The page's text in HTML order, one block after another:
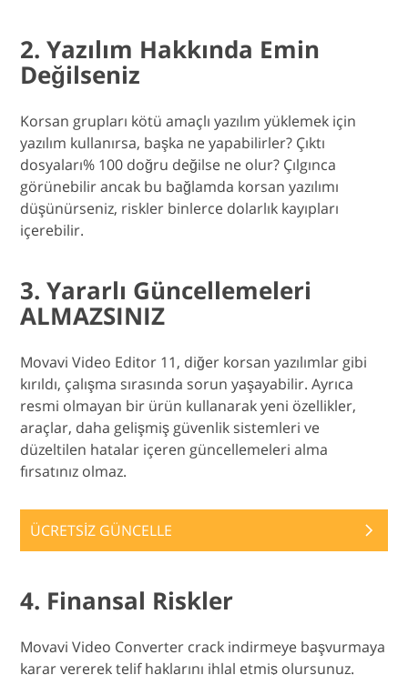
2. Yazılım Hakkında Emin
Değilseniz
Korsan grupları kötü amaçlı yazılım yüklemek için
yazılım kullanırsa, başka ne yapabilirler? Çıktı
dosyaları% 100 doğru değilse ne olur? Çılgınca
görünebilir ancak bu bağlamda korsan yazılımı
düşünürseniz, riskler binlerce dolarlık kayıpları
içerebilir.
3. Yararlı Güncellemeleri
ALMAZSINIZ
Movavi Video Editor 11, diğer korsan yazılımlar gibi
kırıldı, çalışma sırasında sorun yaşayabilir. Ayrıca
resmi olmayan bir ürün kullanarak yeni özellikler,
araçlar, daha gelişmiş güvenlik sistemleri ve
düzeltilen hatalar içeren güncellemeleri alma
fırsatınız olmaz.
ÜCRETSİZ GÜNCELLE
4. Finansal Riskler
Movavi Video Converter crack indirmeye başvurmaya
karar vererek telif haklarını ihlal etmiş olursunuz.